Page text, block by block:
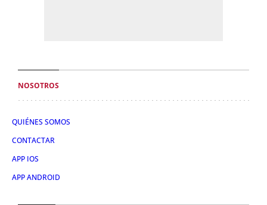
NOSOTROS
QUIÉNES SOMOS
CONTACTAR
APP IOS
APP ANDROID